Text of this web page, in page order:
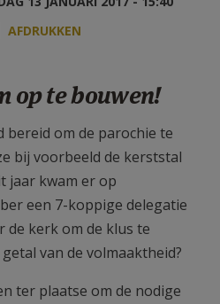
AFDRUKKEN
op te bouwen!
bereid om de parochie te
bij voorbeeld de kerststal
jaar kwam er op
een 7-koppige delegatie
de kerk om de klus te
van de volmaaktheid?
ter plaatse om de nodige